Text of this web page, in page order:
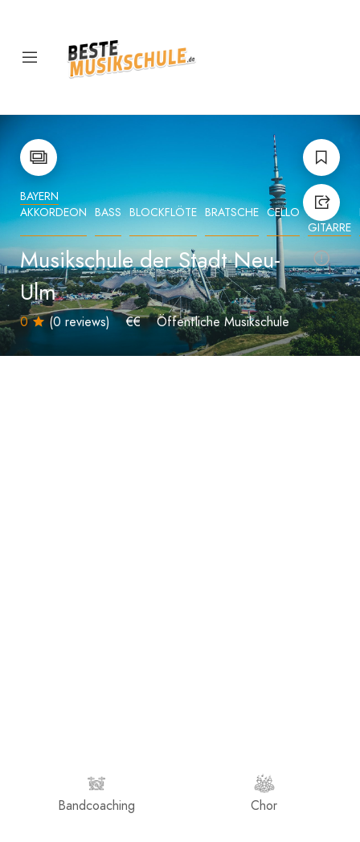
BAYERN
AKKORDEON BASS BLOCKFLÖTE BRATSCHE CELLO E-
GITARRE
Musikschule der Stadt Neu-
Ulm
0 (0 reviews) €€ Öffentliche Musikschule
Bandcoaching Chor